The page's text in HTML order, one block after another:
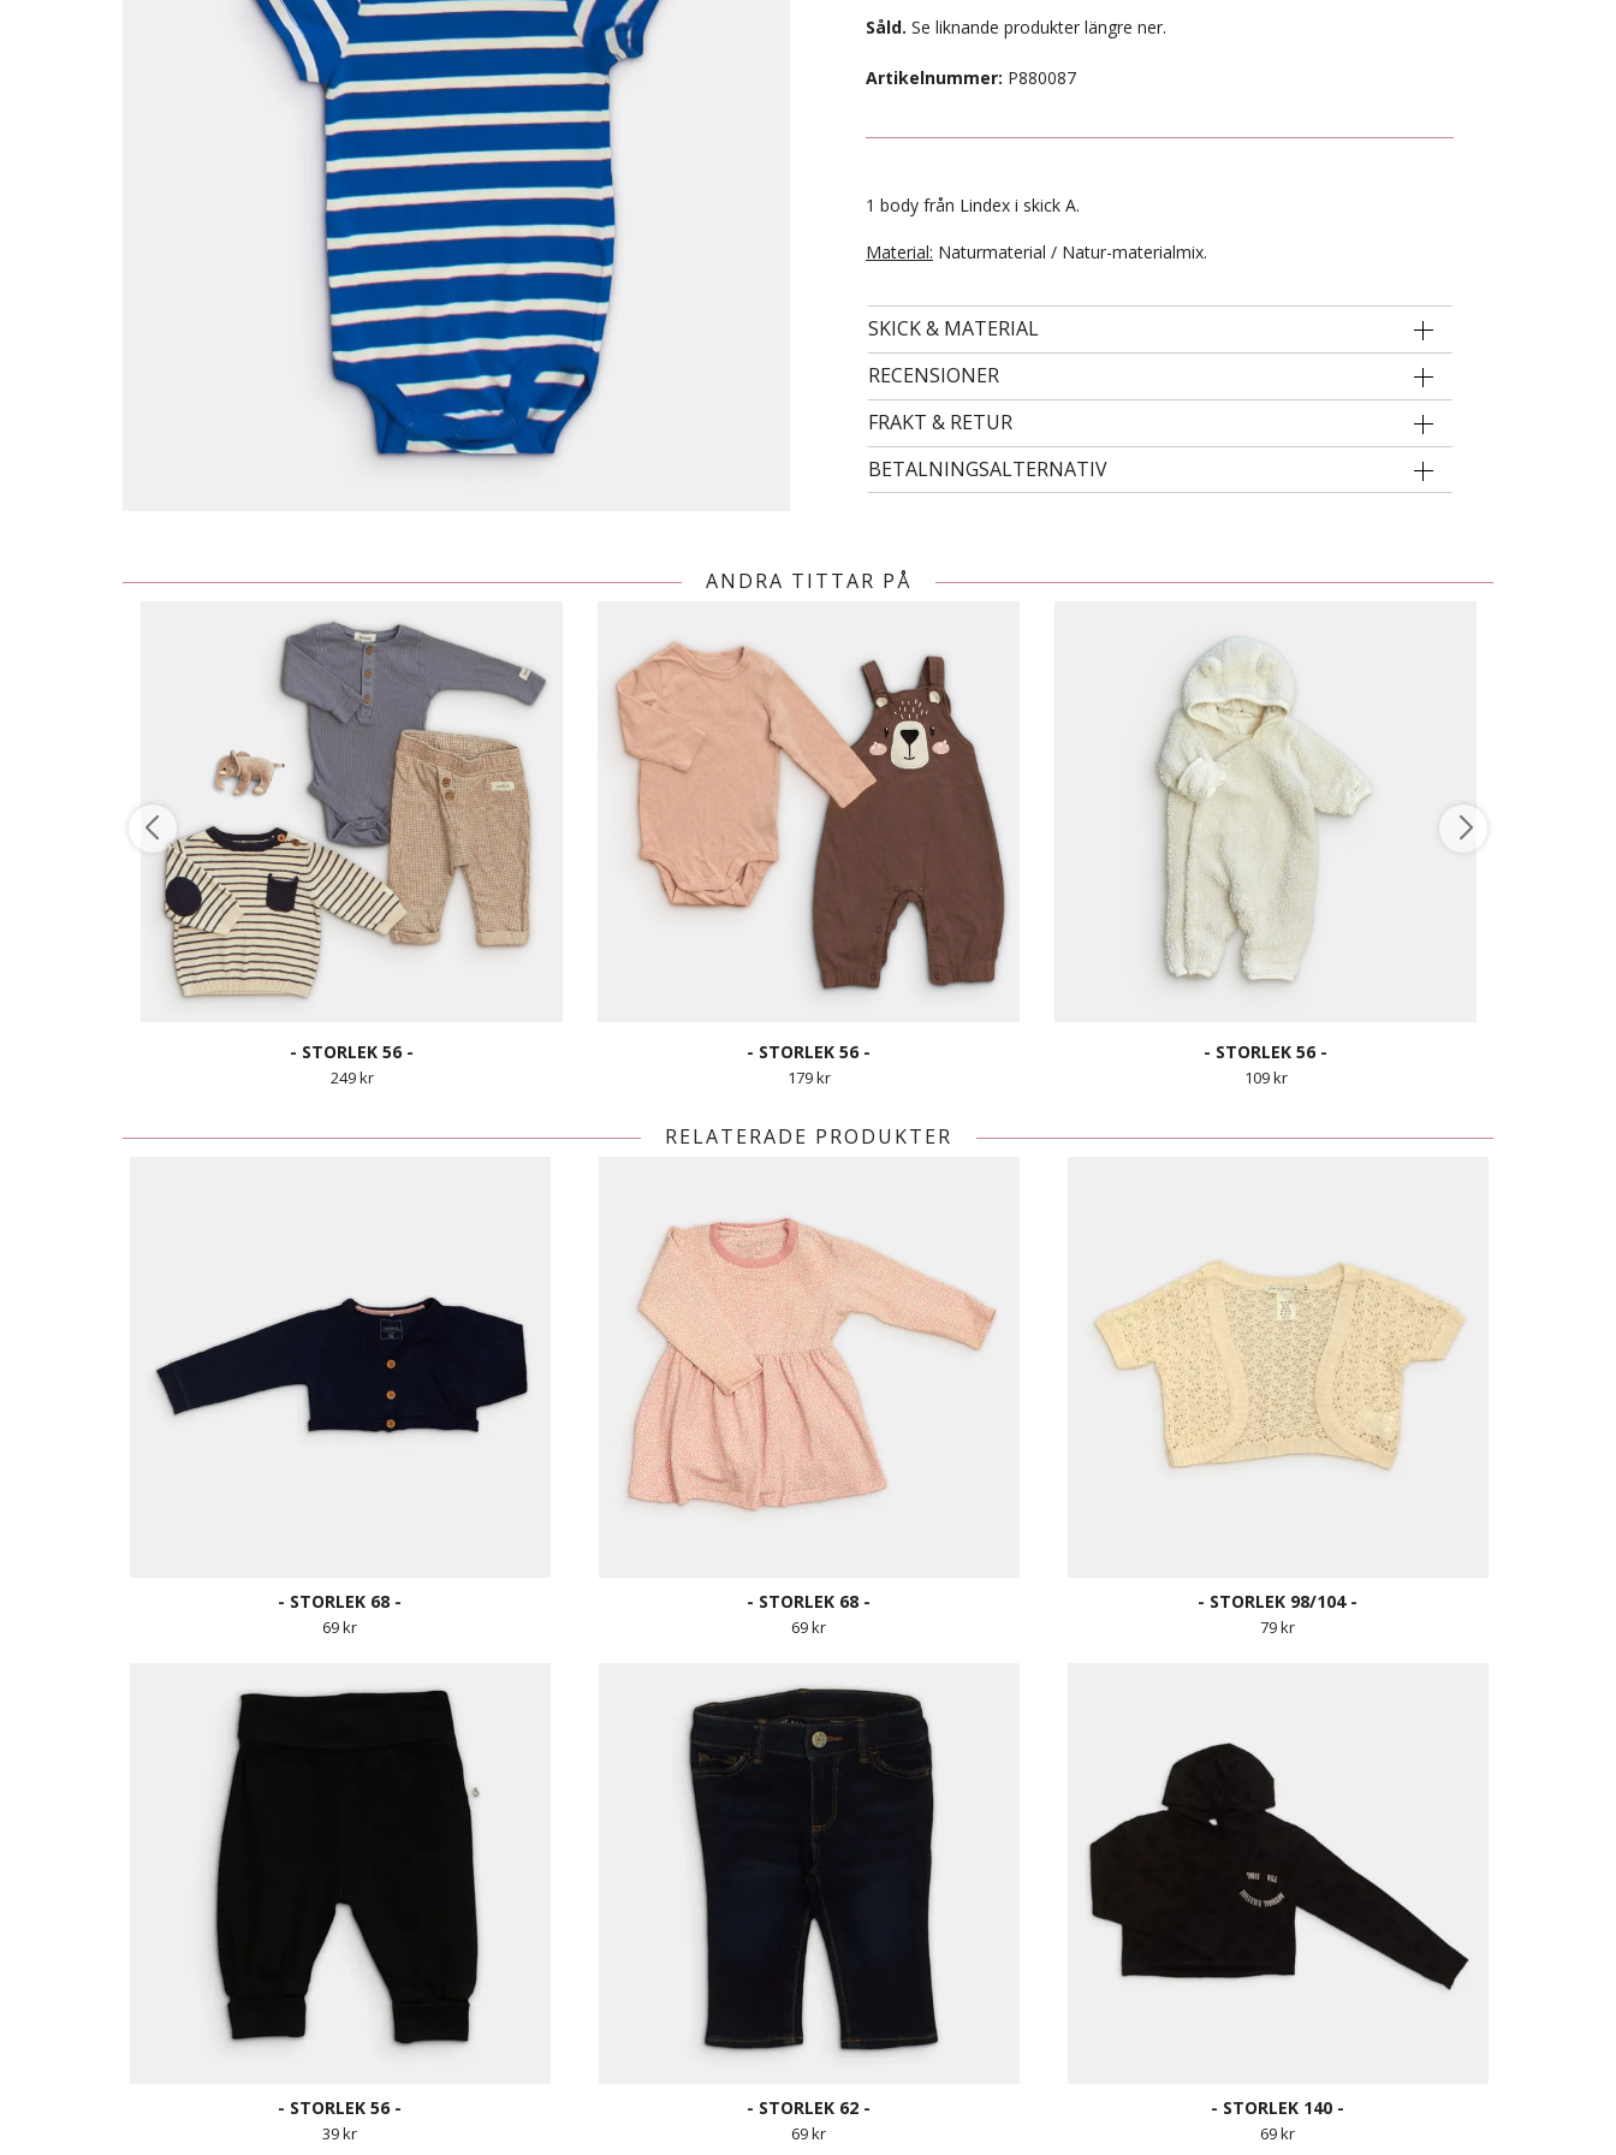
- STORLEK 24 -
Såld. Se liknande produkter längre ner.
Artikelnummer: P880087
1 body från Lindex i skick A.
Material: Naturmaterial / Natur-materialmix.
SKICK & MATERIAL
RECENSIONER
FRAKT & RETUR
BETALNINGSALTERNATIV
ANDRA TITTAR PÅ
- STORLEK 56 -
249 kr
- STORLEK 56 -
179 kr
- STORLEK 56 -
109 kr
RELATERADE PRODUKTER
- STORLEK 68 -
69 kr
- STORLEK 68 -
69 kr
- STORLEK 98/104 -
79 kr
- STORLEK 56 -
39 kr
- STORLEK 62 -
69 kr
- STORLEK 140 -
69 kr